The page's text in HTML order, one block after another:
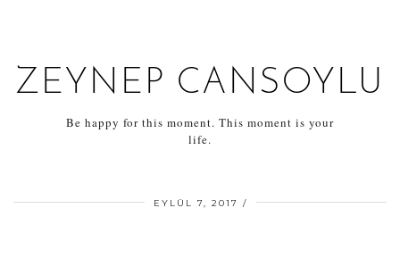
ZEYNEP CANSOYLU
Be happy for this moment. This moment is your
life.
EYLÜL 7, 2017